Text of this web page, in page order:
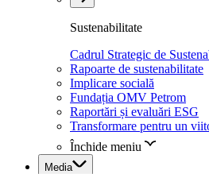
Sustenabilitate
Cadrul Strategic de
Rapoarte de sustenabilitate
Implicare socială
Fundația OMV Petrom
Raportări și evaluări ESG
Transformare pentru un
Închide meniu
Media